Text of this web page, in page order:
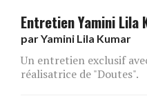
Entretien Yamini Lila
parYamini Lila Kumar
Un entretien exclusif
réalisatrice de "Doutes".